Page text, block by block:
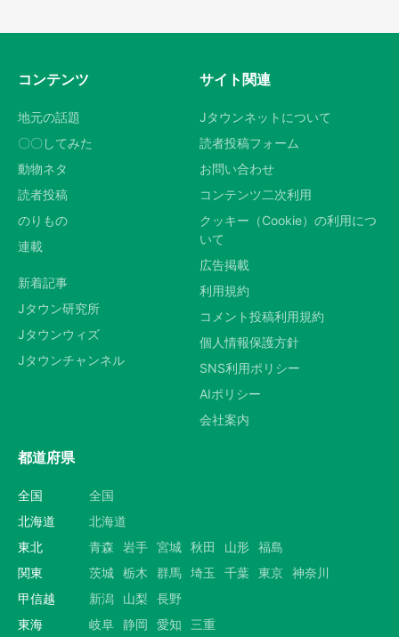
コンテンツ
地元の話題
〇〇してみた
動物ネタ
読者投稿
のりもの
連載
新着記事
Jタウン研究所
Jタウンウィズ
Jタウンチャンネル
サイト関連
Jタウンネットについて
読者投稿フォーム
お問い合わせ
コンテンツ二次利用
クッキー（Cookie）の利用につ
いて
広告掲載
利用規約
コメント投稿利用規約
個人情報保護方針
SNS利用ポリシー
AIポリシー
会社案内
都道府県
全国
全国
北海道
北海道
東北
青森 岩手 宮城 秋田 山形 福島
関東
茨城 栃木 群馬 埼玉 千葉 東京 神奈川
甲信越
新潟 山梨
長野
東海
岐阜 静岡 愛知 三重